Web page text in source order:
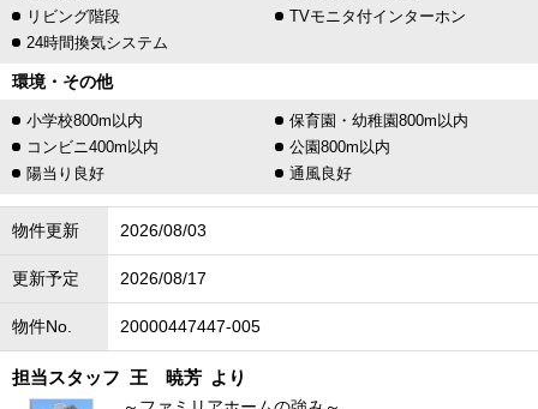
リビング階段
TVモニタ付インターホン
24時間換気システム
環境・その他
小学校800m以内
保育園・幼稚園800m以内
コンビニ400m以内
公園800m以内
陽当り良好
通風良好
物件更新 2026/08/03
更新予定 2026/08/17
物件No. 20000447447-005
担当スタッフ 王 暁芳 より